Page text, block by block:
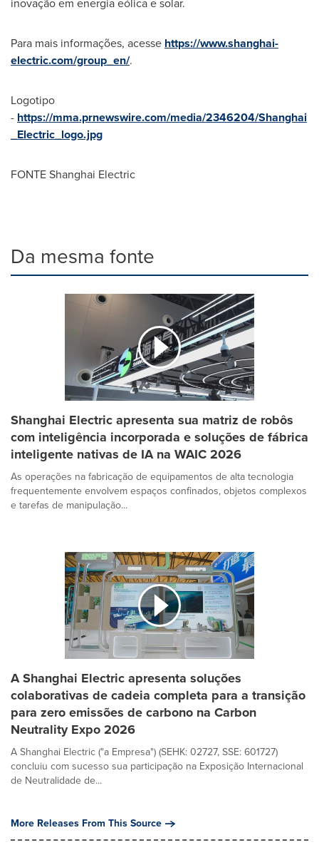
Para mais informações, acesse https://www.shanghai-
electric.com/group_en/.
Logotipo
- https://mma.prnewswire.com/media/2346204/Shanghai
_Electric_logo.jpg
FONTE Shanghai Electric
Da mesma fonte
Shanghai Electric apresenta sua matriz de robôs
com inteligência incorporada e soluções de fábrica
inteligente nativas de IA na WAIC 2026
As operações na fabricação de equipamentos de alta tecnologia
frequentemente envolvem espaços confinados, objetos complexos
e tarefas de manipulação...
A Shanghai Electric apresenta soluções
colaborativas de cadeia completa para a transição
para zero emissões de carbono na Carbon
Neutrality Expo 2026
A Shanghai Electric ("a Empresa") (SEHK: 02727, SSE: 601727)
concluiu com sucesso sua participação na Exposição Internacional
de Neutralidade de...
More Releases From This Source